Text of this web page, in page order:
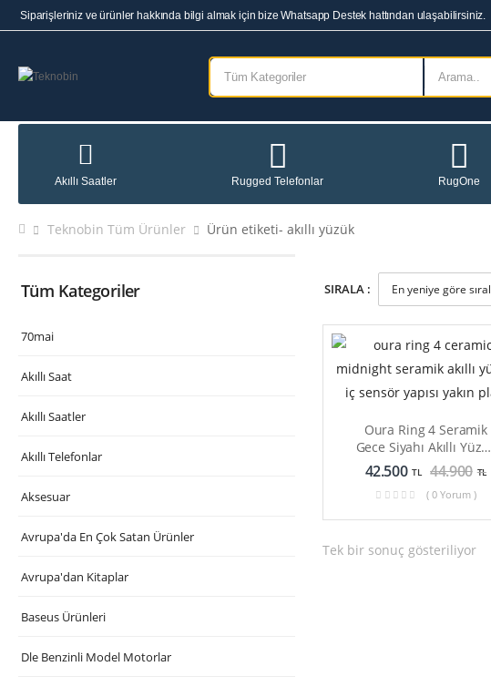
Siparişleriniz ve ürünler hakkında bilgi almak için bize Whatsapp Destek hattından ulaşabilirsiniz.
Akıllı Saatler Rugged Telefonlar RugOne
Teknobin Tüm Ürünler Ürün etiketi- akıllı yüzük
Tüm Kategoriler
70mai
Akıllı Saat
Akıllı Saatler
Akıllı Telefonlar
Aksesuar
Avrupa'da En Çok Satan Ürünler
Avrupa'dan Kitaplar
Baseus Ürünleri
Dle Benzinli Model Motorlar
SIRALA :
Oura Ring 4 Seramik
Gece Siyahı Akıllı Yüzük
Sağlık Takipli
42.500 TL 44.900 TL
( 0 Yorum )
Tek bir sonuç gösteriliyor